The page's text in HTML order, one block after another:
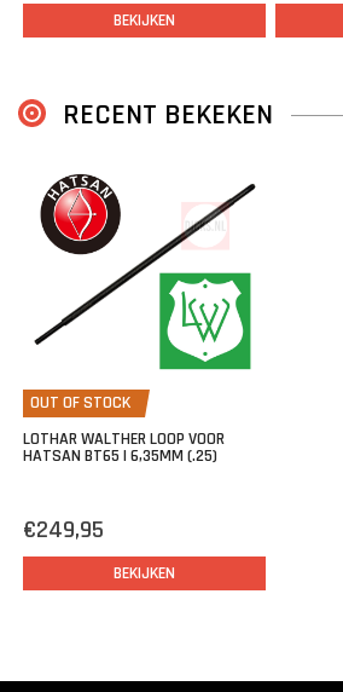
BEKIJKEN
RECENT BEKEKEN
OUT OF STOCK
LOTHAR WALTHER LOOP VOOR
HATSAN BT65 | 6,35MM (.25)
€249,95
BEKIJKEN